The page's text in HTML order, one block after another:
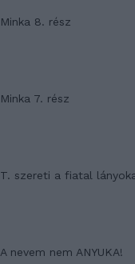
Minka 8. rész
Minka 7. rész
T. szereti a fiatal
A nevem nem ANYUKA!